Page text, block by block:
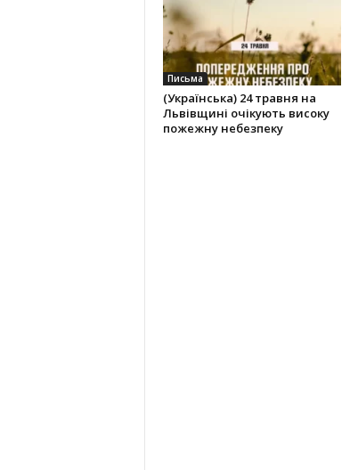
Письма
(Українська) 24 травня на
Львівщині очікують високу
пожежну небезпеку